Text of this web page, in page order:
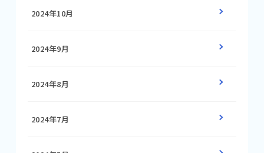
2024年10月
2024年9月
2024年8月
2024年7月